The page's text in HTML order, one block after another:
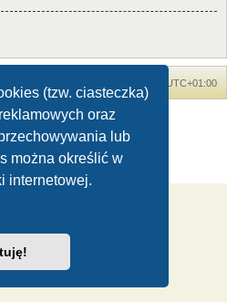
(tzw. ciasteczka)
oraz
lub
można określić w
internetowej.
UTC+01:00
© 2006-2020
® Forum Software © phpBB Limited
osobowych|Regulamin